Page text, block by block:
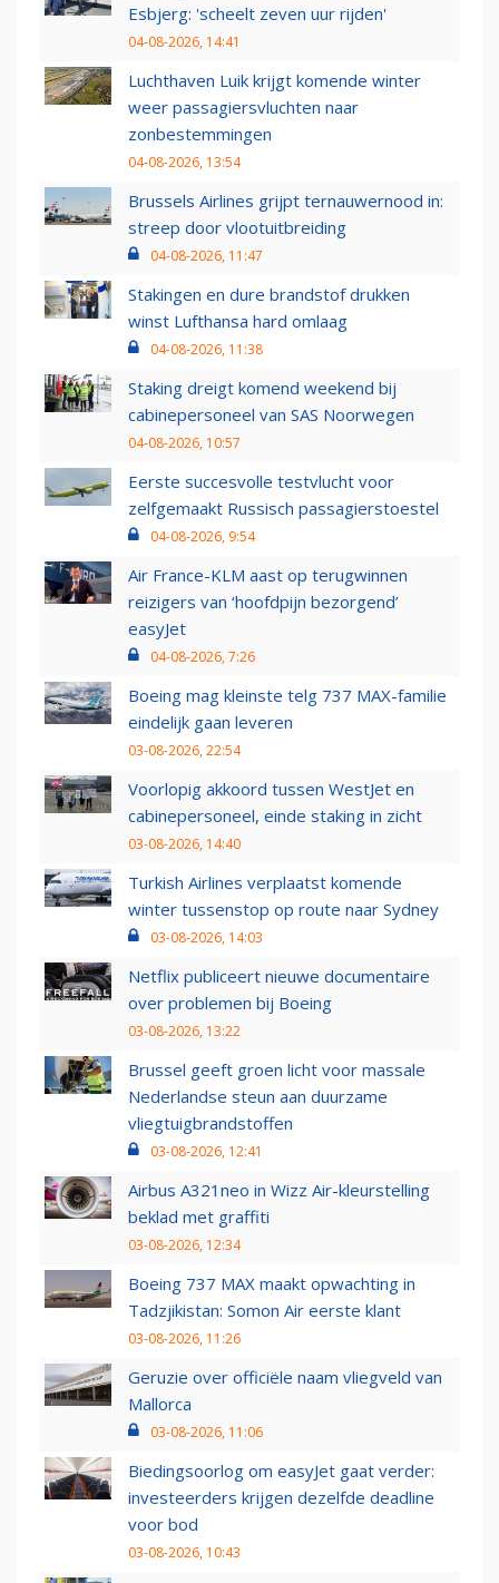
Esbjerg: 'scheelt zeven uur rijden'
04-08-2026, 14:41
Luchthaven Luik krijgt komende winter
weer passagiersvluchten naar
zonbestemmingen
04-08-2026, 13:54
Brussels Airlines grijpt ternauwernood in:
streep door vlootuitbreiding
04-08-2026, 11:47
Stakingen en dure brandstof drukken
winst Lufthansa hard omlaag
04-08-2026, 11:38
Staking dreigt komend weekend bij
cabinepersoneel van SAS Noorwegen
04-08-2026, 10:57
Eerste succesvolle testvlucht voor
zelfgemaakt Russisch passagierstoestel
04-08-2026, 9:54
Air France-KLM aast op terugwinnen
reizigers van ‘hoofdpijn bezorgend’
easyJet
04-08-2026, 7:26
Boeing mag kleinste telg 737 MAX-familie
eindelijk gaan leveren
03-08-2026, 22:54
Voorlopig akkoord tussen WestJet en
cabinepersoneel, einde staking in zicht
03-08-2026, 14:40
Turkish Airlines verplaatst komende
winter tussenstop op route naar Sydney
03-08-2026, 14:03
Netflix publiceert nieuwe documentaire
over problemen bij Boeing
03-08-2026, 13:22
Brussel geeft groen licht voor massale
Nederlandse steun aan duurzame
vliegtuigbrandstoffen
03-08-2026, 12:41
Airbus A321neo in Wizz Air-kleurstelling
beklad met graffiti
03-08-2026, 12:34
Boeing 737 MAX maakt opwachting in
Tadzjikistan: Somon Air eerste klant
03-08-2026, 11:26
Geruzie over officiële naam vliegveld van
Mallorca
03-08-2026, 11:06
Biedingsoorlog om easyJet gaat verder:
investeerders krijgen dezelfde deadline
voor bod
03-08-2026, 10:43